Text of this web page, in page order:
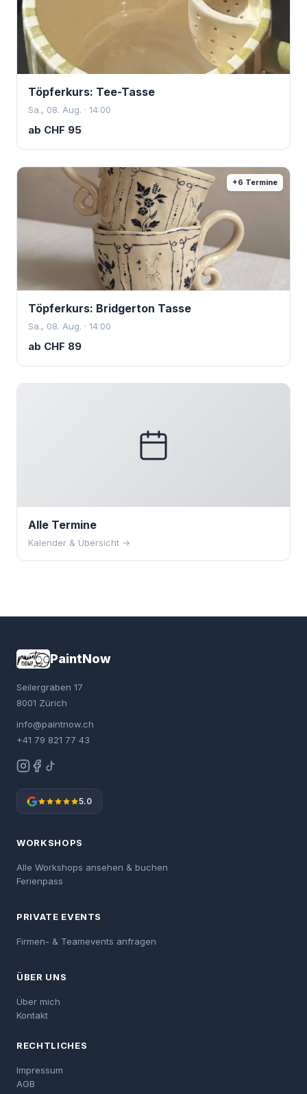
Töpferkurs: Tee-Tasse
Sa., 08. Aug. · 14:00
ab CHF 95
+6 Termine
Töpferkurs: Bridgerton Tasse
Sa., 08. Aug. · 14:00
ab CHF 89
Alle Termine
Kalender & Übersicht →
PaintNow
Seilergraben 17
8001 Zürich
info@paintnow.ch
+41 79 821 77 43
5.0
WORKSHOPS
Alle Workshops ansehen & buchen
Ferienpass
PRIVATE EVENTS
Firmen- & Teamevents anfragen
ÜBER UNS
Über mich
Kontakt
RECHTLICHES
Impressum
AGB